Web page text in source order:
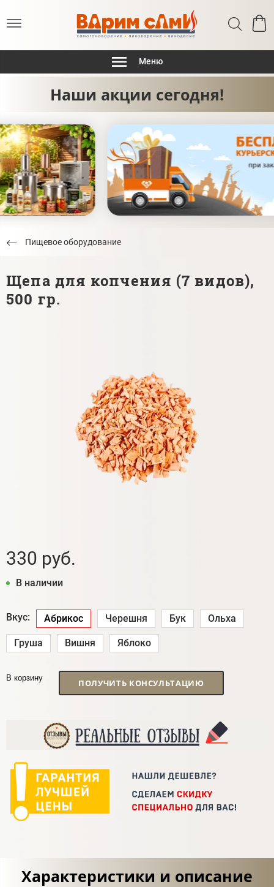
Меню
Наши акции сегодня!
Пищевое оборудование
Щепа для копчения (7 видов),
500 гр.
330 руб.
В наличии
Вкус: Абрикос Черешня Бук Ольха
Груша Вишня Яблоко
В корзину ПОЛУЧИТЬ КОНСУЛЬТАЦИЮ
Характеристики и описание